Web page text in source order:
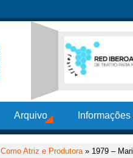
Arquivo
Como Atriz e Produtora» 1979 –